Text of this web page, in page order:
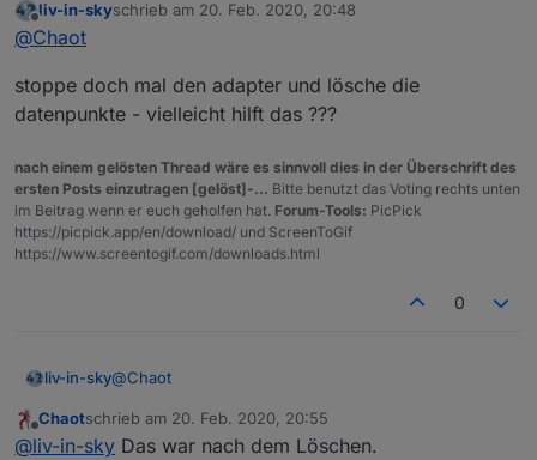
eine neue Fehlermeldung bei WLED.
wled.0	2020-02-20 21:27:02.013	error
wled.0	2020-02-20 21:27:01.985	info
wled.0	2020-02-20 21:27:01.939	error
wled.0	2020-02-20 21:27:01.899	info
wled.0	2020-02-20 21:27:01.898	info
wled.0	2020-02-20 21:27:01.873	info
wled.0	2020-02-20 21:27:01.873	info
wled.0	2020-02-20 21:27:01.774	warn
Offline
liv-in-skyschrieb am 20. Feb. 2020, 20:48
zuletzt editiert von
@Chaot
stoppe doch mal den adapter und lösche die
datenpunkte - vielleicht hilft das ???
nach einem gelösten Thread wäre es sinnvoll dies in der Überschrift des
ersten Posts einzutragen [gelöst]-... Bitte benutzt das Voting rechts unten
im Beitrag wenn er euch geholfen hat. Forum-Tools: PicPick
https://picpick.app/en/download/ und ScreenToGif
https://www.screentogif.com/downloads.html
0
liv-in-sky@Chaot
stoppe doch mal den adapter und lösche die
datenpunkte - vielleicht hilft das ???
Offline
Chaotschrieb am 20. Feb. 2020, 20:55
zuletzt editiert von
@liv-in-sky Das war nach dem Löschen.